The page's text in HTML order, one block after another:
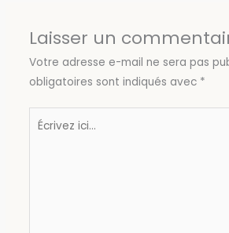
Laisser un
Votre adresse e-mail ne sera pas
obligatoires sont indiqués avec *
Écrivez